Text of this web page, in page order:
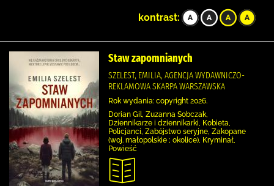
kontrast:
Staw zapomnianych
SZELEST, EMILIA, AGENCJA WYDAWNICZO-
REKLAMOWA SKARPA WARSZAWSKA
Rok wydania: copyright 2026.
Dorian Gil, Zuzanna Sobczak,
Dziennikarze i dziennikarki, Kobieta,
Policjanci, Zabójstwo seryjne, Zakopane
(woj. małopolskie ; okolice), Kryminał,
Powieść